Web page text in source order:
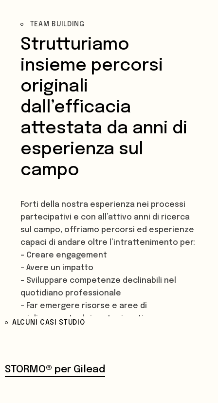
TEAM BUILDING
Strutturiamo
insieme percorsi
originali
dall’efficacia
attestata da anni di
esperienza sul
campo
Forti della nostra esperienza nei processi
partecipativi e con all’attivo anni di ricerca
sul campo, offriamo percorsi ed esperienze
capaci di andare oltre l’intrattenimento per:
- Creare engagement
- Avere un impatto
- Sviluppare competenze declinabili nel
quotidiano professionale
- Far emergere risorse e aree di
miglioramento dei partecipanti.
diverse, sviluppati in collaborazione con
ALCUNI CASI STUDIO
STORMO® per Gilead